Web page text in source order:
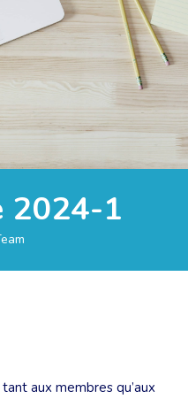
2024-1
aux membres qu’aux